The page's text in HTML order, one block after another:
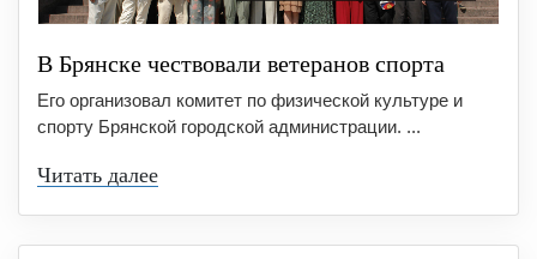
В Брянске чествовали ветеранов спорта
Его организовал комитет по физической культуре и
спорту Брянской городской администрации. ...
Читать далее